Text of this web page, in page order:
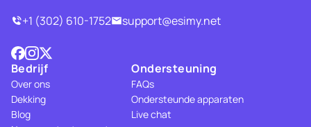
+1 (302) 610-1752
support@esimy.net
Bedrijf
Over ons
Dekking
Blog
Ondersteuning
FAQs
Ondersteunde apparaten
Live chat